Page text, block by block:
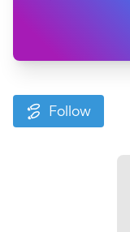
Follow